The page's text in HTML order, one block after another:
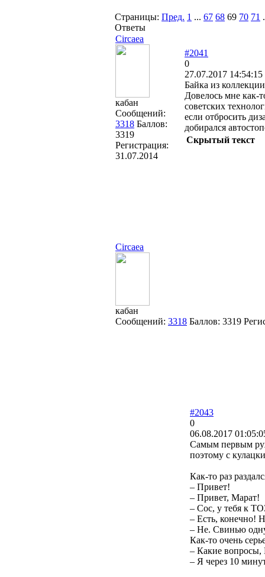
Страницы: Пред. 1 ... 67 68 69 70 71
Ответы
Circaea
кабан
Сообщений:
3318 Баллов:
3319
Регистрация:
31.07.2014
#2041
0
27.07.2017 14:54:15
Байка из
Довелось мне как-
советских
если отбросить
добирался
Скрытый текст
Circaea
кабан
Сообщений: 3318 Баллов: 3319
#2043
0
06.08.2017
Cамым первым
поэтому с
Как-то раз
– Привет!
– Привет, Марат!
– Сос, у тебя к
– Есть, конечно!
– Не. Свинью
Как-то очень
– Какие вопросы,
– Я через 10